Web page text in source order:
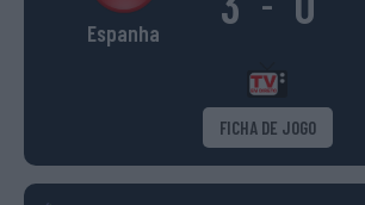
Espanha
FICHA DE JOGO